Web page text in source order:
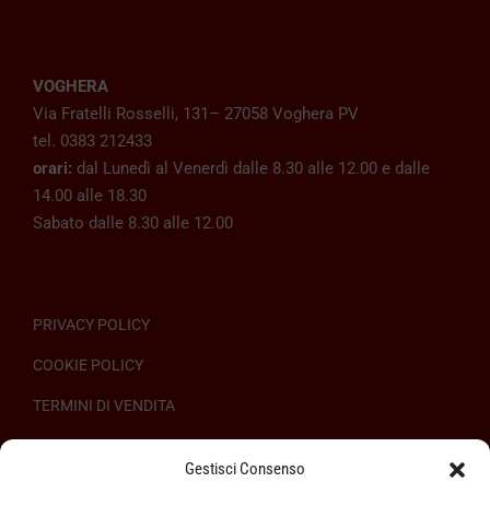
Gestisci Consenso
VOGHERA
Via Fratelli Rosselli, 131– 27058 Voghera PV
tel. 0383 212433
orari: dal Lunedì al Venerdì dalle 8.30 alle 12.00 e dalle
14.00 alle 18.30
Sabato dalle 8.30 alle 12.00
PRIVACY POLICY
COOKIE POLICY
TERMINI DI VENDITA